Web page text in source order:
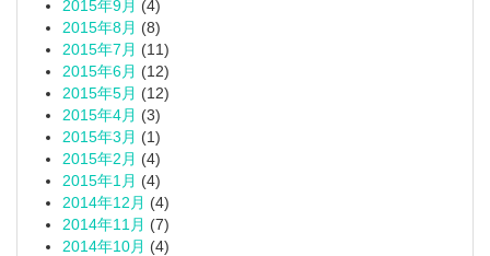
2015年9月 (4)
2015年8月 (8)
2015年7月 (11)
2015年6月 (12)
2015年5月 (12)
2015年4月 (3)
2015年3月 (1)
2015年2月 (4)
2015年1月 (4)
2014年12月 (4)
2014年11月 (7)
2014年10月 (4)